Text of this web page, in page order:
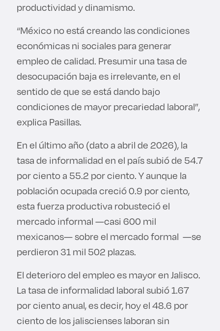
productividad y dinamismo.
“México no está creando las condiciones
económicas ni sociales para generar
empleo de calidad. Presumir una tasa de
desocupación baja es irrelevante, en el
sentido de que se está dando bajo
condiciones de mayor precariedad laboral”,
explica Pasillas.
En el último año (dato a abril de 2026), la
tasa de informalidad en el país subió de 54.7
por ciento a 55.2 por ciento. Y aunque la
población ocupada creció 0.9 por ciento,
esta fuerza productiva robusteció el
mercado informal —casi 600 mil
mexicanos— sobre el mercado formal —se
perdieron 31 mil 502 plazas.
El deterioro del empleo es mayor en Jalisco.
La tasa de informalidad laboral subió 1.67
por ciento anual, es decir, hoy el 48.6 por
ciento de los jaliscienses laboran sin